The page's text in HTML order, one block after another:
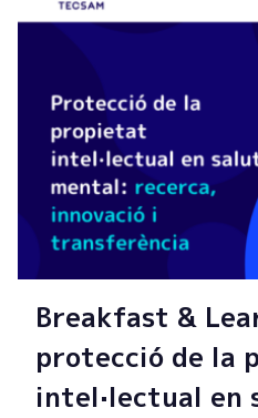
Breakfast &
protecció de la
intel·lectual en